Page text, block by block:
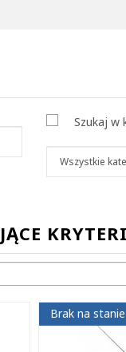
Szukaj w
Brak na stanie